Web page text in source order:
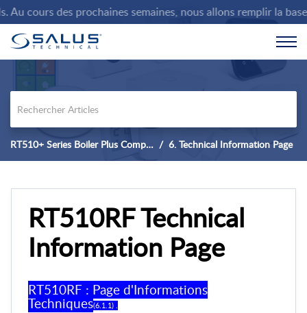
cours des prochaines semaines, nous allons remplir la
RT510+ Series Boiler Plus Compliant Thermostat. 6. Technical Information Page
RT510RF Technical
Information Page
RT510RF : Page d'Informations
Techniques(6.1.1) .